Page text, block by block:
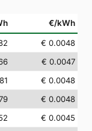
€/kWh
€ 0.0048
€ 0.0047
€ 0.0048
€ 0.0048
€ 0.0045